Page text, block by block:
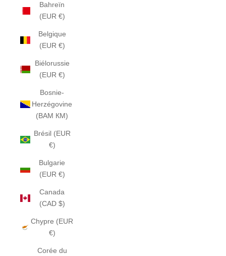
Bahreïn
(EUR €)
Belgique
(EUR €)
Biélorussie
(EUR €)
Bosnie-
Herzégovine
(BAM КМ)
Brésil (EUR
€)
Bulgarie
(EUR €)
Canada
(CAD $)
Chypre (EUR
€)
Corée du